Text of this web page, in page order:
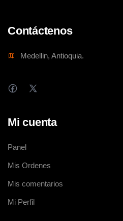
Contáctenos
Medellin, Antioquia.
Mi cuenta
Panel
Mis Ordenes
Mis comentarios
Mi Perfil